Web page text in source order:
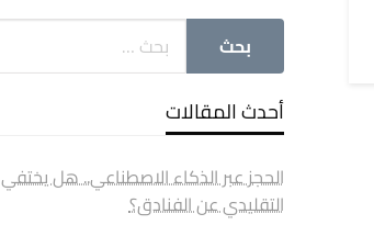
أحدث المقالات
الحجز عبر الذكاء الاصطناعي.. هل
التقليدي عن الفنادق؟